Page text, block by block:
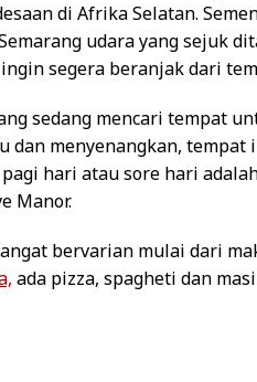
di Afrika Selatan.
udara yang sejuk
segera beranjak dari
sedang mencari tempat
dan menyenangkan,
hari atau sore hari
Manor.
bervarian mulai dari
ada pizza, spagheti dan